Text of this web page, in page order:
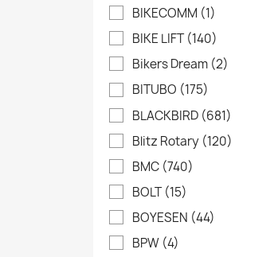
BIKECOMM (1)
BIKE LIFT(140)
Bikers Dream (2)
BITUBO (175)
BLACKBIRD (681)
Blitz Rotary (120)
BMC (740)
BOLT(15)
BOYESEN (44)
BPW (4)